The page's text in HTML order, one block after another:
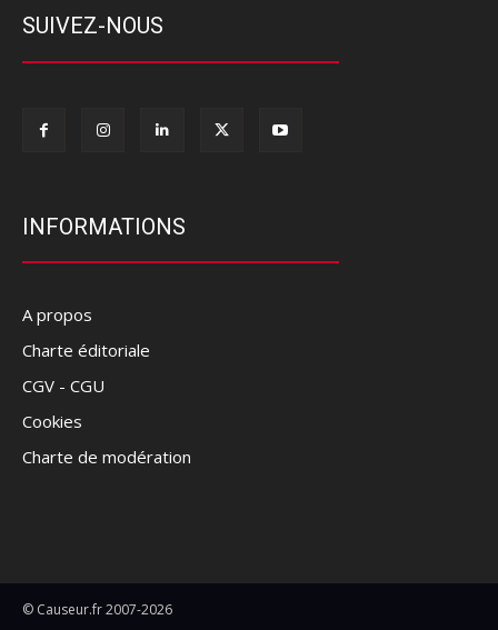
SUIVEZ-NOUS
INFORMATIONS
A propos
Charte éditoriale
CGV - CGU
Cookies
Charte de modération
© Causeur.fr 2007-2026